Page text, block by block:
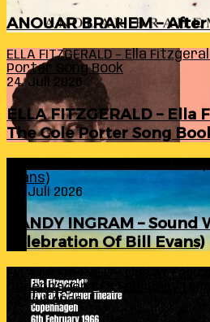
ANOUAR BRAHEM –
ELLA FITZGERALD – Ella
Porter Song Book
24. Juli 2026
ELLA FITZGERALD – Ella
The Cole Porter Song
Evans)
24. Juli 2026
RANDY INGRAM –
Celebration Of Bill Evans)
ELLA FITZGERALD – Live At
Copenhagen 6th February 1966
23. Juli 2026